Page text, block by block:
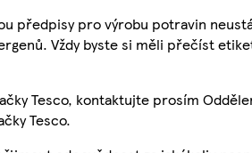
předpisy pro výrobu potravin
Vždy byste si měli přečíst
Tesco, kontaktujte prosím
Tesco.